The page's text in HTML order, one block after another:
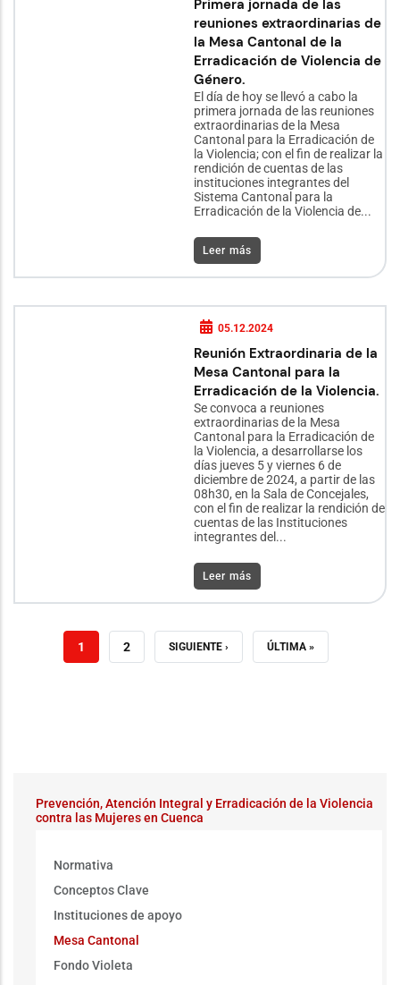
Primera jornada de las
reuniones extraordinarias de
la Mesa Cantonal de la
Erradicación de Violencia de
Género.
El día de hoy se llevó a cabo la
primera jornada de las reuniones
extraordinarias de la Mesa
Cantonal para la Erradicación de
la Violencia; con el fin de realizar la
rendición de cuentas de las
instituciones integrantes del
Sistema Cantonal para la
Erradicación de la Violencia de...
Leer más
05.12.2024
Reunión Extraordinaria de la
Mesa Cantonal para la
Erradicación de la Violencia.
Se convoca a reuniones
extraordinarias de la Mesa
Cantonal para la Erradicación de
la Violencia, a desarrollarse los
días jueves 5 y viernes 6 de
diciembre de 2024, a partir de las
08h30, en la Sala de Concejales,
con el fin de realizar la rendición de
cuentas de las Instituciones
integrantes del...
Leer más
PÁGINA
1 PAGE
2 SIGUIENTE
SIGUIENTE › ÚLTIMA
ÚLTIMA »
MenuGeneroViolencia
Prevención, Atención Integral y Erradicación de la Violencia
contra las Mujeres en Cuenca
Normativa
Conceptos Clave
Instituciones de apoyo
Mesa Cantonal
Fondo Violeta